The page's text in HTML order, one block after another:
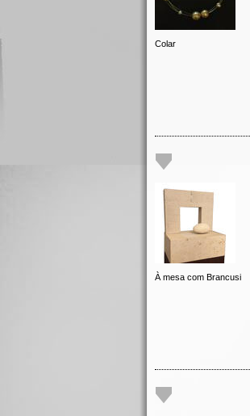
Colar
À mesa com Brancusi